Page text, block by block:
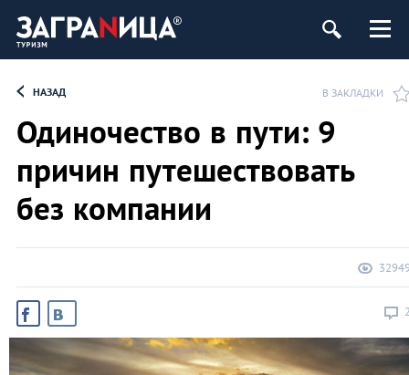
НАЗАД В ЗАКЛАДКИ
Одиночество в пути: 9
причин путешествовать
без компании